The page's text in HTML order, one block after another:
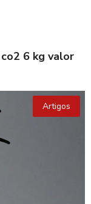
6 kg valor
Artigos